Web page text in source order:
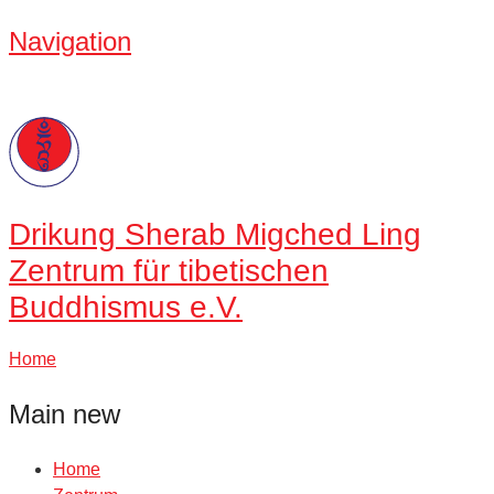
Navigation
Drikung Sherab Migched Ling
Zentrum für tibetischen
Buddhismus e.V.
Home
Main new
Home